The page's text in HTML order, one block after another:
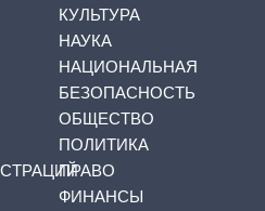
КУЛЬТУРА
НАУКА
НАЦИОНАЛЬНАЯ
БЕЗОПАСНОСТЬ
ОБЩЕСТВО
ПОЛИТИКА
ПРАВО
ФИНАНСЫ